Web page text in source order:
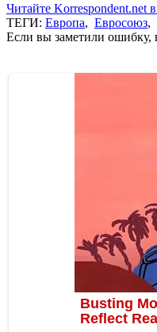
Читайте Korrespondent.net
ТЕГИ: Европа, Евросоюз,
Если вы заметили ошибку,